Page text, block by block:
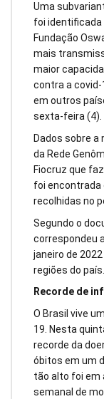
Uma
foi identificada
Fundação
mais
maior
contra a
em outros
sexta-feira (4).
Dados sobre
da Rede
Fiocruz que
foi encontrada
recolhidas no
Segundo o
correspondeu
janeiro de
regiões do
Recorde de
O Brasil vive
19. Nesta
recorde da
óbitos em um
tão alto foi em
semanal de